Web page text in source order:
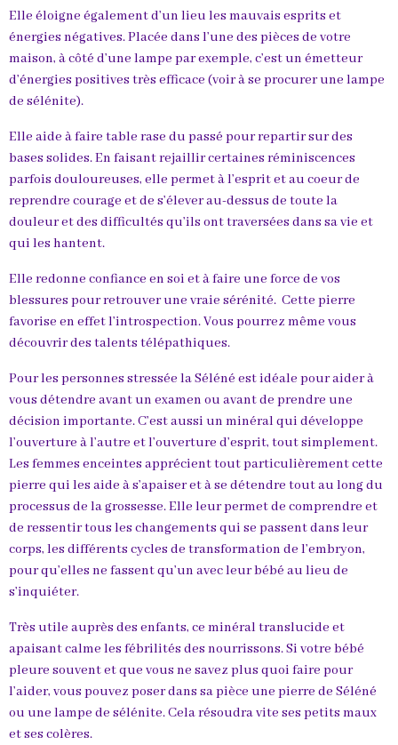
Elle éloigne également d’un lieu les mauvais esprits et
énergies négatives. Placée dans l’une des pièces de votre
maison, à côté d’une lampe par exemple, c’est un émetteur
d’énergies positives très efficace (voir à se procurer une lampe
de sélénite).
Elle aide à faire table rase du passé pour repartir sur des
bases solides. En faisant rejaillir certaines réminiscences
parfois douloureuses, elle permet à l’esprit et au coeur de
reprendre courage et de s’élever au-dessus de toute la
douleur et des difficultés qu’ils ont traversées dans sa vie et
qui les hantent.
Elle redonne confiance en soi et à faire une force de vos
blessures pour retrouver une vraie sérénité. Cette pierre
favorise en effet l’introspection. Vous pourrez même vous
découvrir des talents télépathiques.
Pour les personnes stressée la Séléné est idéale pour aider à
vous détendre avant un examen ou avant de prendre une
décision importante. C’est aussi un minéral qui développe
l’ouverture à l’autre et l’ouverture d’esprit, tout simplement.
Les femmes enceintes apprécient tout particulièrement cette
pierre qui les aide à s’apaiser et à se détendre tout au long du
processus de la grossesse. Elle leur permet de comprendre et
de ressentir tous les changements qui se passent dans leur
corps, les différents cycles de transformation de l’embryon,
pour qu’elles ne fassent qu’un avec leur bébé au lieu de
s’inquiéter.
Très utile auprès des enfants, ce minéral translucide et
apaisant calme les fébrilités des nourrissons. Si votre bébé
pleure souvent et que vous ne savez plus quoi faire pour
l’aider, vous pouvez poser dans sa pièce une pierre de Séléné
ou une lampe de sélénite. Cela résoudra vite ses petits maux
et ses colères.